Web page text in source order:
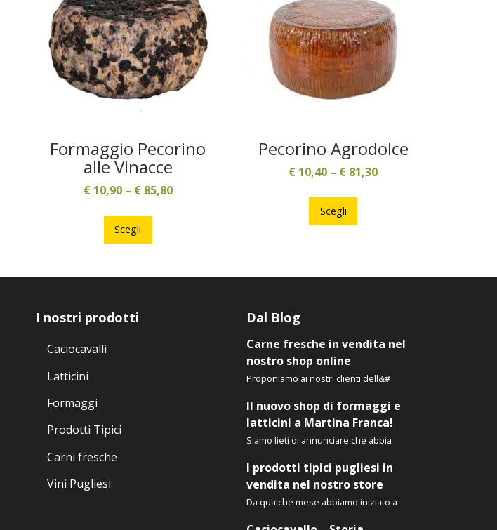
Formaggio Pecorino
alle Vinacce
€10,90– €85,80
Scegli
Questo
ha
varianti.
Pecorino Agrodolce
€ 10,40 – € 81,30
Scegli
Questo
ha
Le
scelte
pagina
prodotto
I nostri prodotti
Caciocavalli
Latticini
Formaggi
Prodotti Tipici
Carni fresche
Vini Pugliesi
Dal Blog
Carne fresche in vendita nel
nostro shop online
Proponiamo ai nostri clienti dell&#
Il nuovo shop di formaggi e
latticini a Martina Franca!
Siamo lieti di annunciare che abbia
I prodotti tipici pugliesi in
vendita nel nostro store
Da qualche mese abbiamo iniziato a